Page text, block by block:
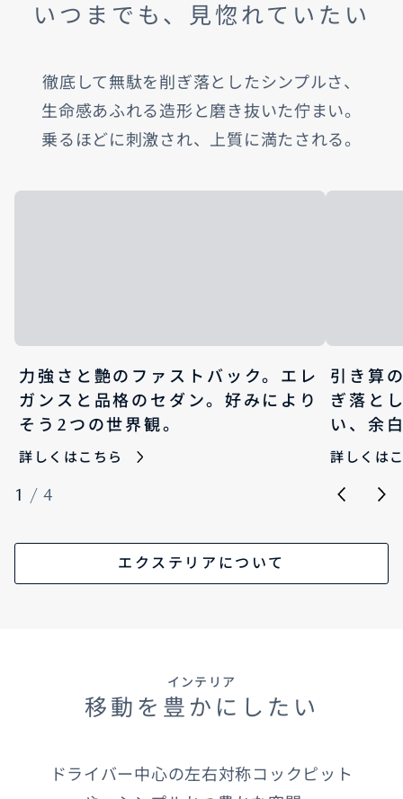
いつまでも、見惚れていたい
徹底して無駄を削ぎ落としたシンプルさ、​
生命感あふれる造形と磨き抜いた佇まい。​
乗るほどに刺激され、上質に満たされる。
力強さと艶のファストバック。エレ
ガンスと品格のセダン。好みにより
そう2つの世界観。
詳しくはこちら
引き算
ぎ落と
い、余
詳しくは
1 / 4
エクステリアについて
インテリア
移動を豊かにしたい
ドライバー中心の左右対称コックピット